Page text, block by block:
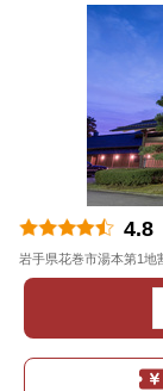
4.8
岩手県花巻市湯本第1地